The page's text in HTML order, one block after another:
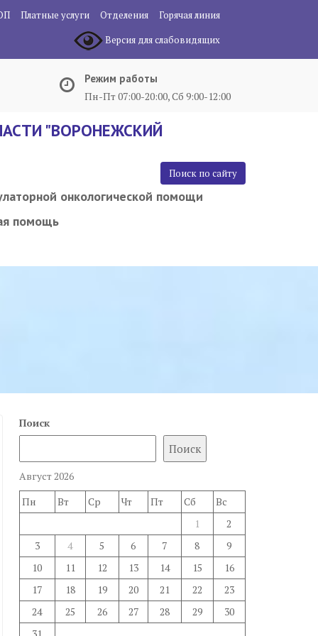
Платные услуги Отделения
Горячая линия
Версия для слабовидящих
Режим работы
Пн-Пт 07:00-20:00, Сб 9:00-12:00
"ВОРОНЕЖСКИЙ
Поиск по сайту
онкологической помощи
помощь
Поиск
Поиск
Август 2026
Пн
Вт Ср Чт Пт Сб
Вс
1
2
3
4 5 6 7 8
9
10
11 12 13 14 15
16
17
18 19 20 21 22
23
24
25 26 27 28 29
30